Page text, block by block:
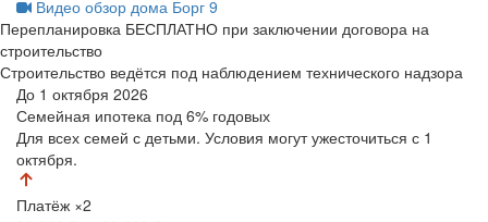
Видео обзор дома Борг 9
Перепланировка БЕСПЛАТНО при заключении договора на
строительство
Строительство ведётся под наблюдением технического надзора
До 1 октября 2026
Семейная ипотека под 6% годовых
Для всех семей с детьми. Условия могут ужесточиться с 1
октября.
Платёж ×2